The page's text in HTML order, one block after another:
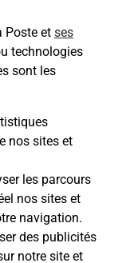
Poste et ses
technologies
sont les
nos sites et
les parcours
nos sites et
navigation.
des publicités
notre site et